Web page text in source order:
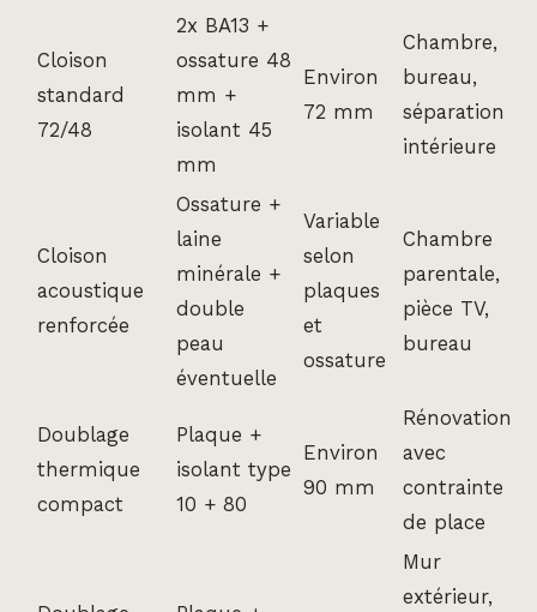
Cloison
standard
72/48
2x BA13 +
ossature 48
mm +
isolant 45
mm
Environ
72 mm
Chambre,
bureau,
séparation
intérieure
Cloison
acoustique
renforcée
Ossature +
laine
minérale +
double
peau
éventuelle
Variable
selon
plaques
et
ossature
Chambre
parentale,
pièce TV,
bureau
Doublage
thermique
compact
Plaque +
isolant type
10 + 80
Environ
90 mm
Rénovation
avec
contrainte
de place
Mur
extérieur,